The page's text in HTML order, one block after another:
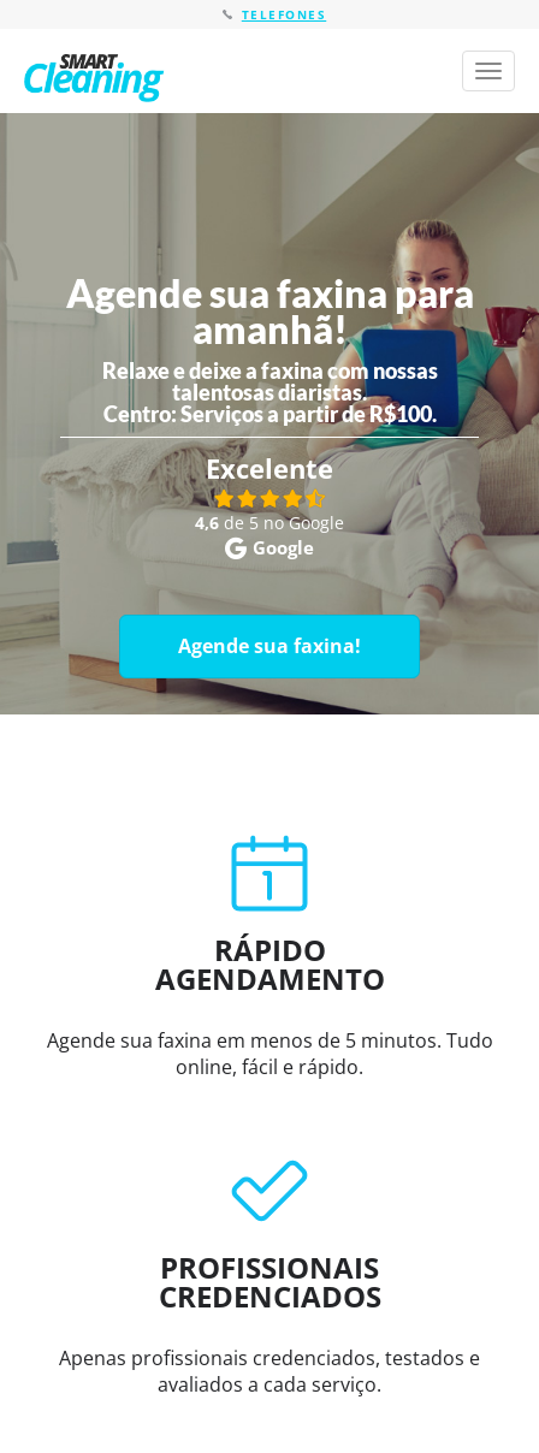
TELEFONES
Toggle
Agende sua faxina para
amanhã!
Relaxe e deixe a faxina com nossas
talentosas diaristas.
Centro:Serviços a partir de R$100.
Excelente
4,6 de 5 no Google
Google
Agende sua faxina!
RÁPIDO
AGENDAMENTO
Agende sua faxina em menos de 5 minutos. Tudo
online, fácil e rápido.
PROFISSIONAIS
CREDENCIADOS
Apenas profissionais credenciados, testados e
avaliados a cada serviço.